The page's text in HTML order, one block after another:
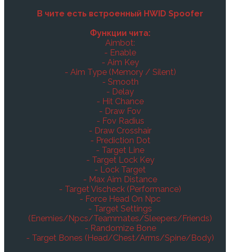
В чите есть встроенный HWID Spoofer
Функции чита:
Aimbot:
- Enable
- Aim Key
- Aim Type (Memory / Silent)
- Smooth
- Delay
- Hit Chance
- Draw Fov
- Fov Radius
- Draw Crosshair
- Prediction Dot
- Target Line
- Target Lock Key
- Lock Target
- Max Aim Distance
- Target Vischeck (Performance)
- Force Head On Npc
- Target Settings
(Enemies/Npcs/Teammates/Sleepers/Friends)
- Randomize Bone
- Target Bones (Head/Chest/Arms/Spine/Body)